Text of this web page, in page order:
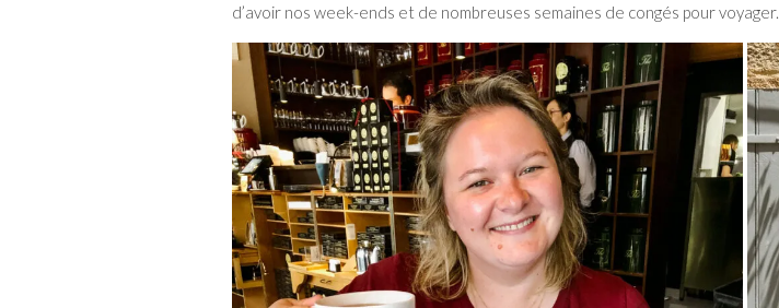
d’avoir nos week-ends et de nombreuses semaines de congés pour voyager.